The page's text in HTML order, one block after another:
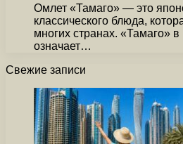
Омлет «Тамаго» — это
классического блюда,
многих странах. «Тамаго»
означает…
Свежие записи